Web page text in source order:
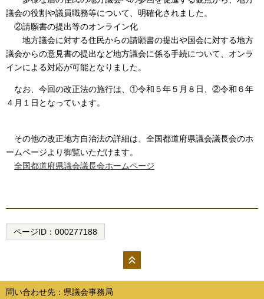
議会の役割や議員職務等について、明確化されました。
②請願書の提出等のオンライン化
地方議会に対する住民からの請願書の提出や国会に対する地方
議会からの意見書の提出など地方議会に係る手続について、オンラ
インによる対応が可能となりました。
なお、今回の改正法の施行は、①令和５年５月８日、②令和６年
４月１日となっています。
その他の改正地方自治法の詳細は、全国都道府県議会議長会のホ
ームページより御覧いただけます。
全国都道府県議会議長会ホームページ
ページID： 000277188
問い合わせ先：県議会事務局